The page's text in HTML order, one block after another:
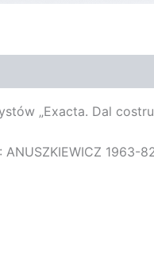
„Exacta. Dal
1963-